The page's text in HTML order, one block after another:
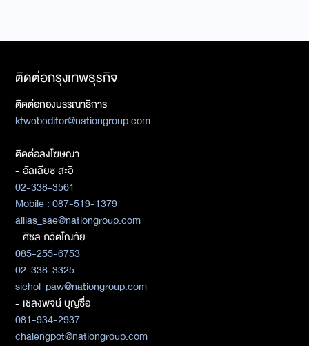
ติดต่อกรุงเทพธุรกิจ
ติดต่อกองบรรณาธิการ
ktwebeditor@nationgroup.com
ติดต่อลงโฆษณา
- อัลเลียซ สะอิ
02-338-3561
Mobile : 087-519-1379
allias_sae@nationgroup.com
- ศิชล ภวัตโณทัย
085-255-6753
02-338-3325
sichol_paw@nationgroup.com
- เชลงพจน์ บุญซื่อ
081-934-2937
chalengpot@nationgroup.com